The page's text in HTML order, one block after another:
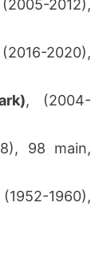
(2005-2012),
2020),
, (2004-
98 main,
1960),